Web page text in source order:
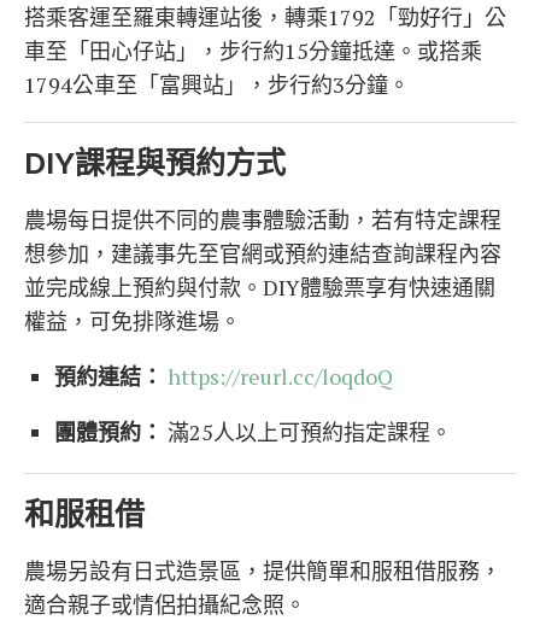
搭乘客運至羅東轉運站後，轉乘1792「勁好行」公
車至「田心仔站」，步行約15分鐘抵達。或搭乘
1794公車至「富興站」，步行約3分鐘。
DIY課程與預約方式
農場每日提供不同的農事體驗活動，若有特定課程
想參加，建議事先至官網或預約連結查詢課程內容
並完成線上預約與付款。DIY體驗票享有快速通關
權益，可免排隊進場。
預約連結： https://reurl.cc/loqdoQ
團體預約： 滿25人以上可預約指定課程。
和服租借
農場另設有日式造景區，提供簡單和服租借服務，
適合親子或情侶拍攝紀念照。